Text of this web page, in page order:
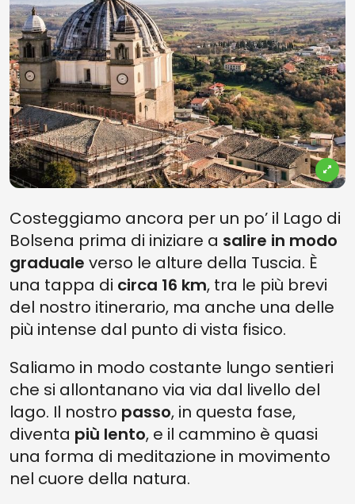
Costeggiamo ancora per un po’ il Lago di
Bolsena prima di iniziare a salire in modo
graduale verso le alture della Tuscia. È
una tappa di circa 16 km, tra le più brevi
del nostro itinerario, ma anche una delle
più intense dal punto di vista fisico.
Saliamo in modo costante lungo sentieri
che si allontanano via via dal livello del
lago. Il nostro passo, in questa fase,
diventa più lento, e il cammino è quasi
una forma di meditazione in movimento
nel cuore della natura.